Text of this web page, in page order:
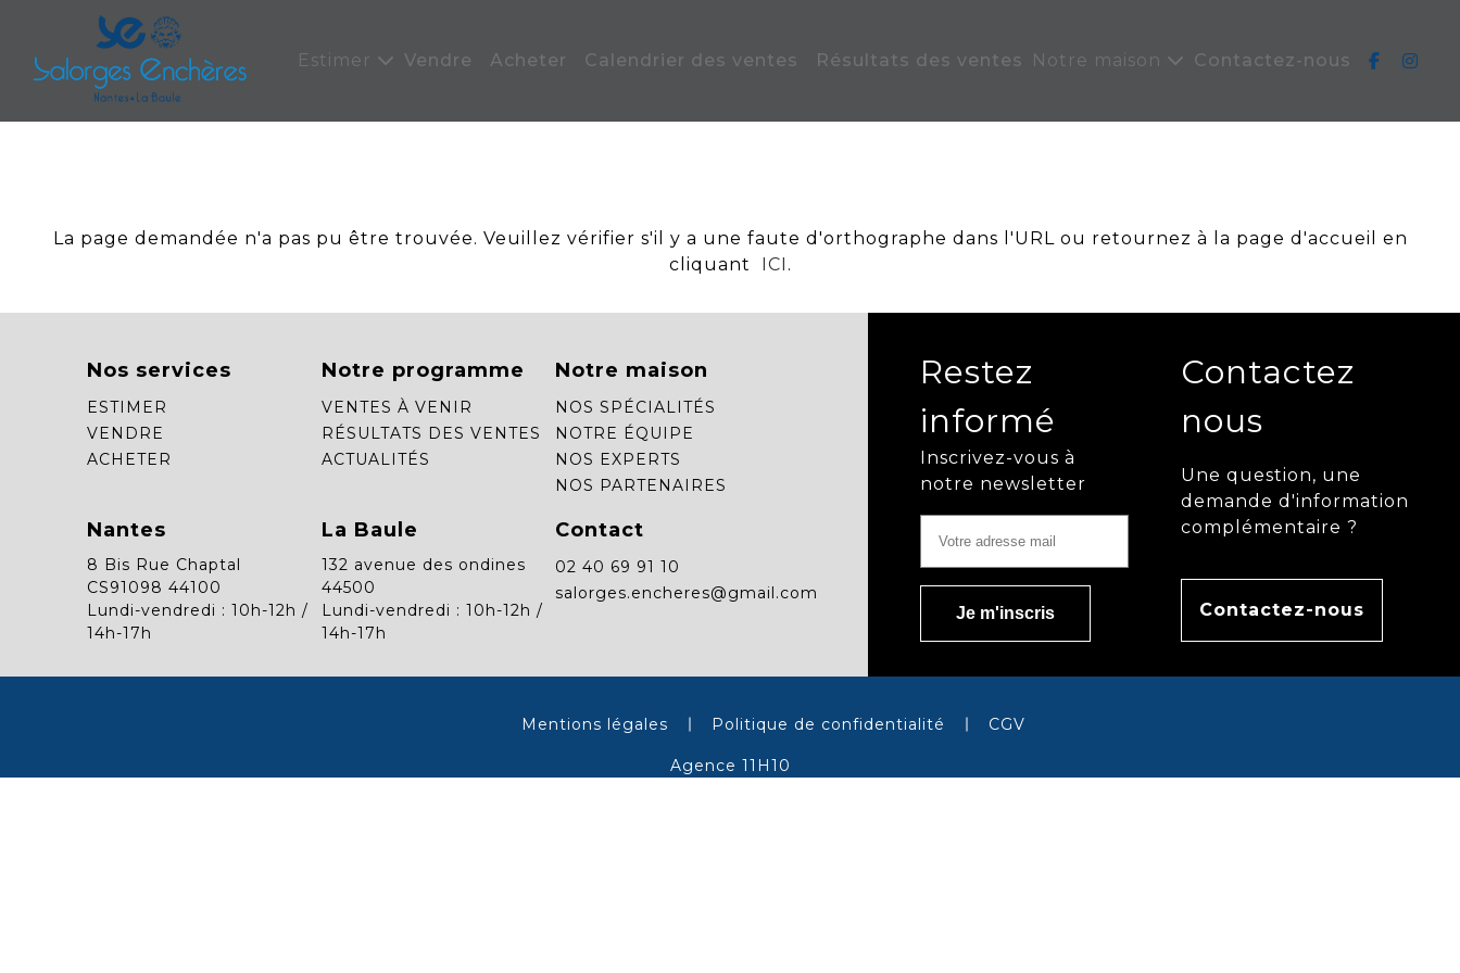
Estimer Vendre Acheter Calendrier des ventes Résultats des ventes Notre maison Contactez-nous
La page demandée n'a pas pu être trouvée. Veuillez vérifier s'il y a une faute d'orthographe dans l'URL ou retournez à la page d'accueil en
cliquant
ICI .
Nos services
ESTIMER
VENDRE
ACHETER
Notre programme
VENTES À VENIR
RÉSULTATS DES VENTES
ACTUALITÉS
Notre maison
NOS SPÉCIALITÉS
NOTRE ÉQUIPE
NOS EXPERTS
NOS PARTENAIRES
Nantes
8 Bis Rue Chaptal
CS91098 44100
Lundi-vendredi : 10h-12h /
14h-17h
La Baule
132 avenue des ondines
44500
Lundi-vendredi : 10h-12h /
14h-17h
Contact
02 40 69 91 10
salorges.encheres@gmail.com
Restez
informé
Inscrivez-vous à
notre newsletter
Contactez
nous
Une question, une
demande d'information
complémentaire ?
Contactez-nous
Mentions légales Politique de confidentialité CGV
Agence 11H10
Panneau de gestion des cookies